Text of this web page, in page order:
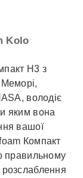
Kolo
H3 з
володіє
яким вона
вашої
Компакт
правильному